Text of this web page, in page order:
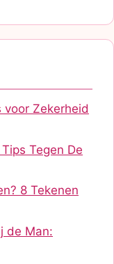
Zekerheid
Tegen De
8 Tekenen
de Man: